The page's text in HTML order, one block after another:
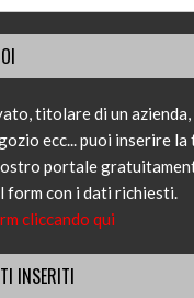
titolare di un azienda,
ecc... puoi inserire la
portale
form con i dati richiesti.
cliccando qui
INSERITI